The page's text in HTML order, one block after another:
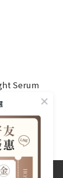
Serum